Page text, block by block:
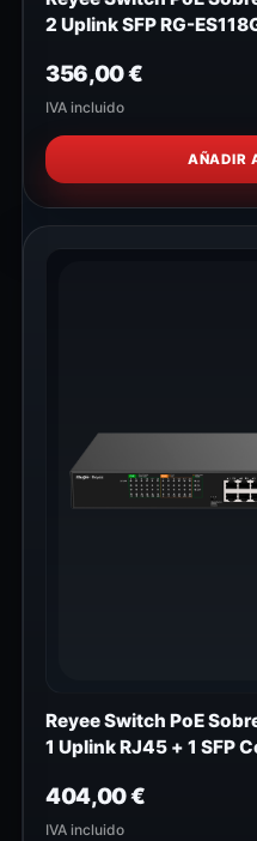
2 Uplink SFP RG-
356,00€
IVA incluido
AÑADIR
Reyee Switch PoE
1 Uplink RJ45 + 1 SFP
404,00€
IVA incluido